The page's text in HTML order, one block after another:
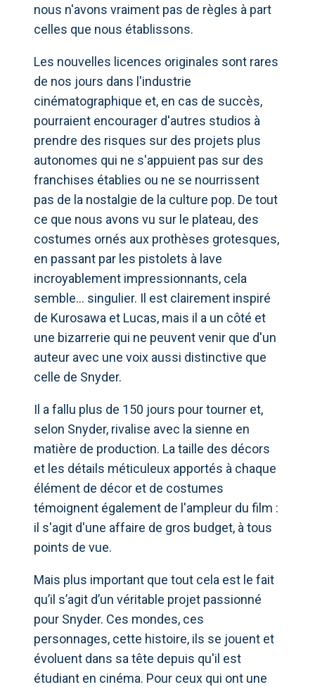
nous n'avons vraiment pas de règles à part
celles que nous établissons.
Les nouvelles licences originales sont rares
de nos jours dans l'industrie
cinématographique et, en cas de succès,
pourraient encourager d'autres studios à
prendre des risques sur des projets plus
autonomes qui ne s'appuient pas sur des
franchises établies ou ne se nourrissent
pas de la nostalgie de la culture pop. De tout
ce que nous avons vu sur le plateau, des
costumes ornés aux prothèses grotesques,
en passant par les pistolets à lave
incroyablement impressionnants, cela
semble… singulier. Il est clairement inspiré
de Kurosawa et Lucas, mais il a un côté et
une bizarrerie qui ne peuvent venir que d'un
auteur avec une voix aussi distinctive que
celle de Snyder.
Il a fallu plus de 150 jours pour tourner et,
selon Snyder, rivalise avec la sienne en
matière de production. La taille des décors
et les détails méticuleux apportés à chaque
élément de décor et de costumes
témoignent également de l'ampleur du film :
il s'agit d'une affaire de gros budget, à tous
points de vue.
Mais plus important que tout cela est le fait
qu’il s’agit d’un véritable projet passionné
pour Snyder. Ces mondes, ces
personnages, cette histoire, ils se jouent et
évoluent dans sa tête depuis qu'il est
étudiant en cinéma. Pour ceux qui ont une